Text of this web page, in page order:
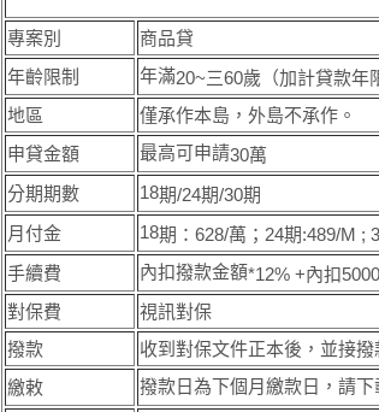
專案別
商品貸
年齡限制
年滿20~三60歲（加計貸款年
地區
僅承作本島，外島不承作。
申貸金額
最高可申請30萬
分期期數
18期/24期/30期
月付金
18期 ：628/萬； 24期:489/M ;
手續費
內扣撥款金額*12% +內扣5000
對保費
視訊對保
撥款
收到對保文件正本後，並接
繳敕
撥款日為下個月繳款日，請下